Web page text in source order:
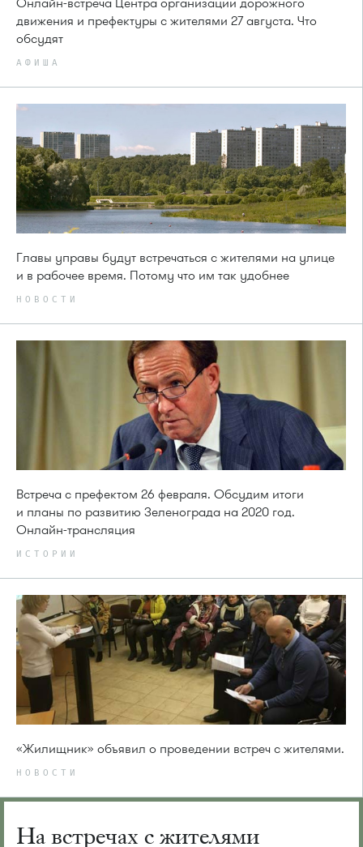
движения и префектуры с жителями 27 августа. Что
обсудят
АФИША
Главы управы будут встречаться с жителями на улице
и в рабочее время. Потому что им так удобнее
НОВОСТИ
Встреча с префектом 26 февраля. Обсудим итоги
и планы по развитию Зеленограда на 2020 год.
Онлайн-трансляция
ИСТОРИИ
«Жилищник» объявил о проведении встреч с жителями.
НОВОСТИ
На встречах с жителями